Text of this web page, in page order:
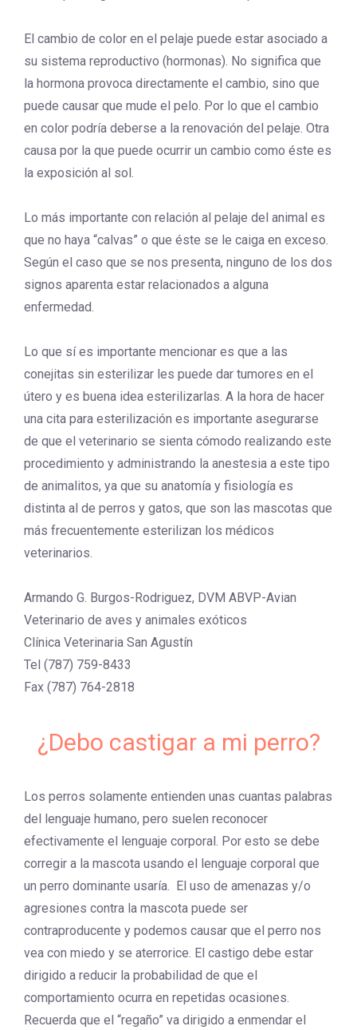
El cambio de color en el pelaje puede estar asociado a
su sistema reproductivo (hormonas). No significa que
la hormona provoca directamente el cambio, sino que
puede causar que mude el pelo. Por lo que el cambio
en color podría deberse a la renovación del pelaje. Otra
causa por la que puede ocurrir un cambio como éste es
la exposición al sol.
Lo más importante con relación al pelaje del animal es
que no haya “calvas” o que éste se le caiga en exceso.
Según el caso que se nos presenta, ninguno de los dos
signos aparenta estar relacionados a alguna
enfermedad.
Lo que sí es importante mencionar es que a las
conejitas sin esterilizar les puede dar tumores en el
útero y es buena idea esterilizarlas. A la hora de hacer
una cita para esterilización es importante asegurarse
de que el veterinario se sienta cómodo realizando este
procedimiento y administrando la anestesia a este tipo
de animalitos, ya que su anatomía y fisiología es
distinta al de perros y gatos, que son las mascotas que
más frecuentemente esterilizan los médicos
veterinarios.
Armando G. Burgos-Rodriguez, DVM ABVP-Avian
Veterinario de aves y animales exóticos
Clínica Veterinaria San Agustín
Tel (787) 759-8433
Fax (787) 764-2818
¿Debo castigar a mi perro?
Los perros solamente entienden unas cuantas palabras
del lenguaje humano, pero suelen reconocer
efectivamente el lenguaje corporal. Por esto se debe
corregir a la mascota usando el lenguaje corporal que
un perro dominante usaría. El uso de amenazas y/o
agresiones contra la mascota puede ser
contraproducente y podemos causar que el perro nos
vea con miedo y se aterrorice. El castigo debe estar
dirigido a reducir la probabilidad de que el
comportamiento ocurra en repetidas ocasiones.
Recuerda que el “regaño” va dirigido a enmendar el